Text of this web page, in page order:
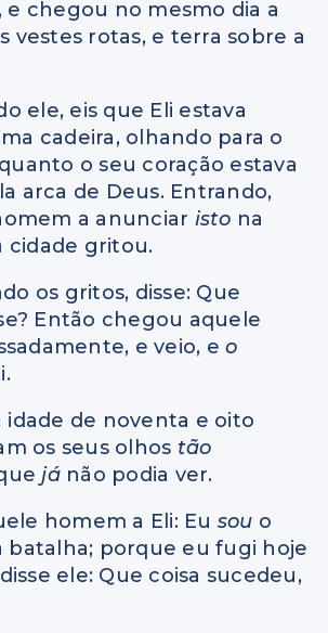
e chegou no mesmo dia a
vestes rotas, e terra sobre a
ele, eis que Eli estava
cadeira, olhando para o
o seu coração estava
arca de Deus. Entrando,
a anunciar isto na
cidade gritou.
os gritos, disse: Que
Então chegou aquele
e veio, e o
idade de noventa e oito
os seus olhos tão
já não podia ver.
homem a Eli: Eu sou o
batalha; porque eu fugi hoje
ele: Que coisa sucedeu,